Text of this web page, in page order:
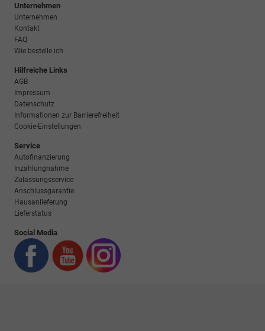
Unternehmen
Unternehmen
Kontakt
FAQ
Wie bestelle ich
Hilfreiche Links
AGB
Impressum
Datenschutz
Informationen zur Barrierefreiheit
Cookie-Einstellungen
Service
Autofinanzierung
Inzahlungnahme
Zulassungsservice
Anschlussgarantie
Hausanlieferung
Lieferstatus
Social Media